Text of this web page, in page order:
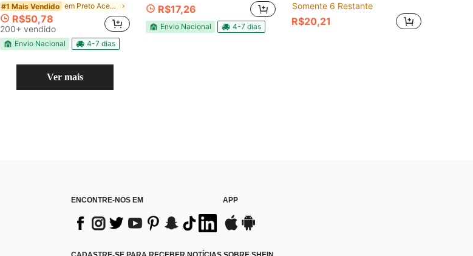
#1 Mais Vendido em Preto Acessórios para banheiro
R$50,78
200+ vendido
Envio Nacional 4-7 dias
R$17,26
Envio Nacional 4-7 dias
Somente 6 Restante
R$20,21
Ver mais
ENCONTRE-NOS EM APP